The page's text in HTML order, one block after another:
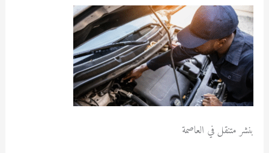
بنشر متنقل في العاصمة